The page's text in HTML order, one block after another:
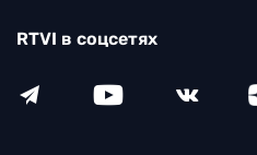
RTVI в соцсетях